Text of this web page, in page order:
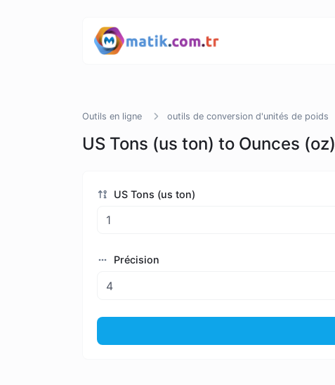
Outils en ligne outils de conversion d'unités de poids
US Tons (us ton) to Ounces (oz)
US Tons (us ton)
Précision